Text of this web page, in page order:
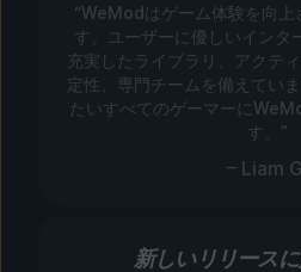
“WeModはゲーム体験を向上
す。ユーザーに優しいインタ
充実したライブラリ、アクテ
定性、専門チームを備えてい
たいすべてのゲーマーに
す。”
– Liam
新しいリリース